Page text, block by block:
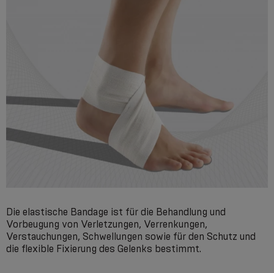
Die elastische Bandage ist für die Behandlung und
Vorbeugung von Verletzungen, Verrenkungen,
Verstauchungen, Schwellungen sowie für den Schutz und
die flexible Fixierung des Gelenks bestimmt.